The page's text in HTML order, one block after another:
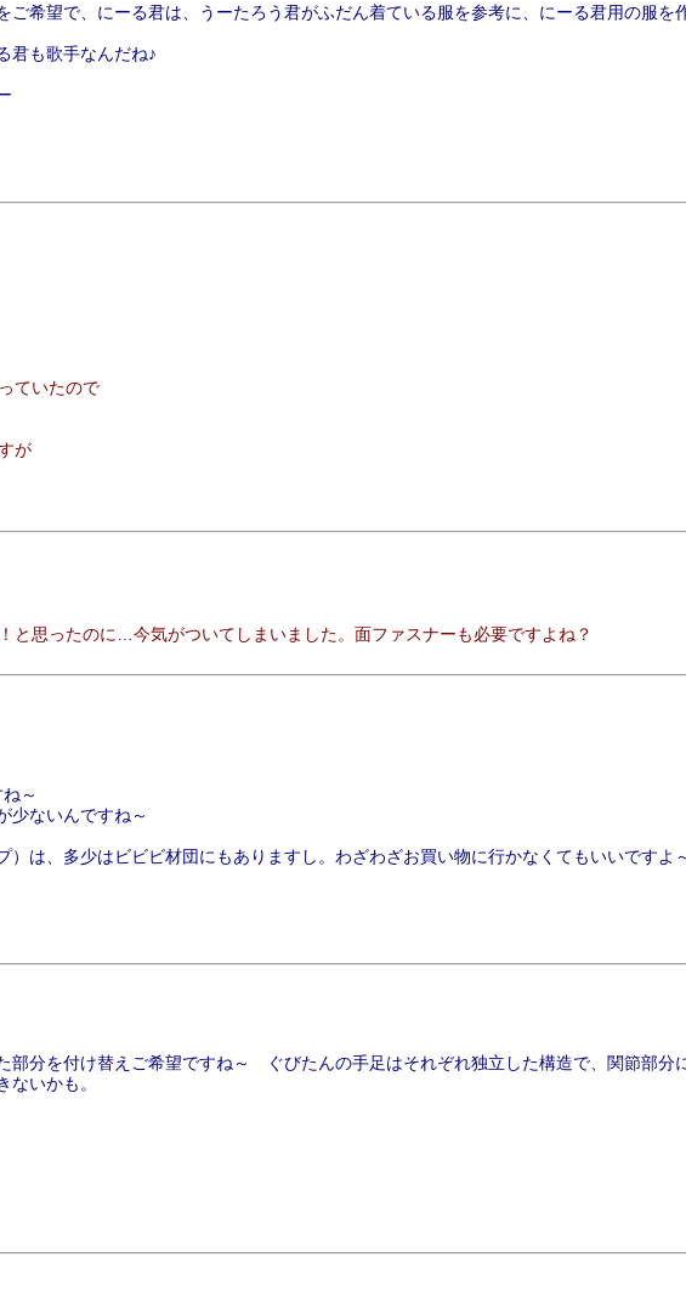
ご希望で、にーる君は、うーたろう君がふだん着ている服を参考に、にーる君用の服を
君も歌手なんだね♪
ていたので
が
思ったのに…今気がついてしまいました。面ファスナーも必要ですよね？
ね～
少ないんですね～
）は、多少はビビビ材団にもありますし。わざわざお買い物に行かなくてもいいですよ
部分を付け替えご希望ですね～ ぐびたんの手足はそれぞれ独立した構造で、関節部分
いかも。